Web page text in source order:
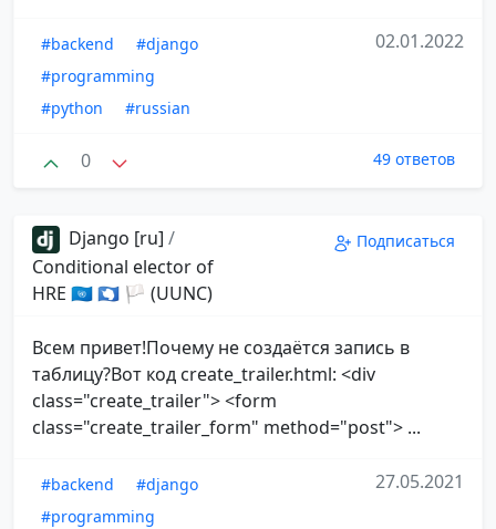
#backend
#django
#programming
#python
#russian
02.01.2022
0 49 ответов
Django [ru] /
Conditional elector of
HRE 🇺🇳 🇦🇶 🏳 (UUNC)
Подписаться
Всем привет!Почему не создаётся запись в
таблицу?Вот код create_trailer.html: <div
class="create_trailer"> <form
class="create_trailer_form" method="post"> ...
#backend
#django
#programming
27.05.2021